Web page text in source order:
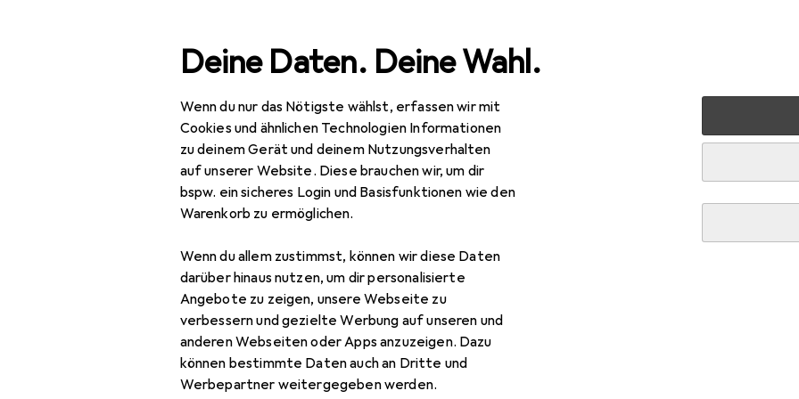
Deine Daten. Deine Wahl.
Wenn du nur das Nötigste wählst, erfassen wir mit
Cookies und ähnlichen Technologien Informationen
zu deinem Gerät und deinem Nutzungsverhalten
auf unserer Website. Diese brauchen wir, um dir
bspw. ein sicheres Login und Basisfunktionen wie den
Warenkorb zu ermöglichen.
Wenn du allem zustimmst, können wir diese Daten
darüber hinaus nutzen, um dir personalisierte
Angebote zu zeigen, unsere Webseite zu
verbessern und gezielte Werbung auf unseren und
anderen Webseiten oder Apps anzuzeigen. Dazu
können bestimmte Daten auch an Dritte und
Werbepartner weitergegeben werden.
Navigation nach Kategorien
Toilettenpapierhalter
Gesamtsortiment Wohnen Badaccessoires